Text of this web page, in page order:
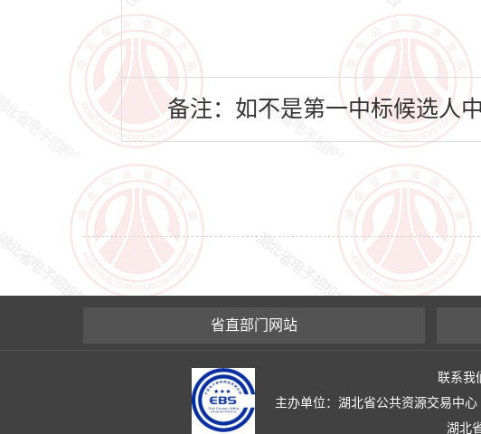
备注：如不是第一中标候选人
省直部门网站
联系我
主办单位：湖北省公共资源交易中
湖北